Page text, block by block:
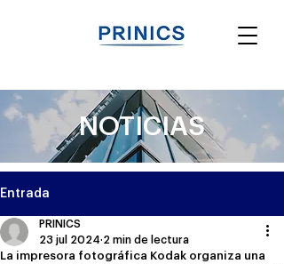
NOTICIAS
Entrada
La impresora fotográfica Kodak organiza una
PRINICS
23 jul 2024 2 min de lectura